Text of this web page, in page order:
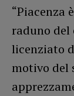
“Piacenza
raduno del
licenziato
motivo del